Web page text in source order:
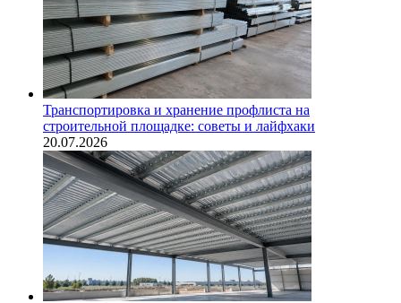
Транспортировка и хранение профлиста на
строительной площадке: советы и лайфхаки
20.07.2026